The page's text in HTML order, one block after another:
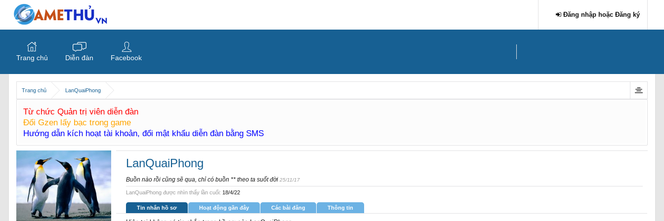
Trang chủ LanQuaiPhong
Từ chức Quản trị viên diễn đàn
Đổi Gzen lấy bạc trong game
Hướng dẫn kích hoạt tài khoản, đổi mật khẩu diễn đàn bằng SMS
LanQuaiPhong
Buồn nào rồi cũng sẽ qua, chỉ có buồn ** theo ta suốt đời25/11/17
LanQuaiPhong được nhìn thấy lần cuối: 18/4/22
Tin nhắn hồ sơ Hoạt động gần đây Các bài đăng Thông tin
Đăng nhập hoặc Đăng ký
Trang chủ Diễn đàn Facebook